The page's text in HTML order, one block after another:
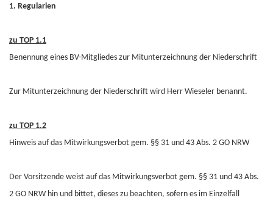
1. Regularien
zu TOP 1.1
Benennung eines BV-Mitgliedes zur Mitunterzeichnung der Niederschrift
Zur Mitunterzeichnung der Niederschrift wird Herr Wieseler benannt.
zu TOP 1.2
Hinweis auf das Mitwirkungsverbot gem. §§ 31 und 43 Abs. 2 GO NRW
Der Vorsitzende weist auf das Mitwirkungsverbot gem. §§ 31 und 43 Abs.
2 GO NRW hin und bittet, dieses zu beachten, sofern es im Einzelfall